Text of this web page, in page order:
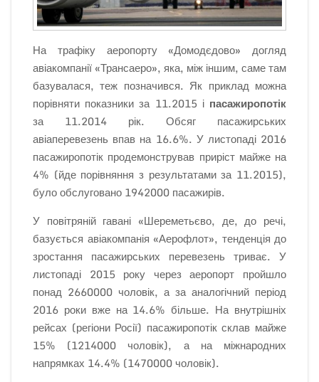
На трафіку аеропорту «Домодєдово» догляд
авіакомпанії «Трансаеро», яка, між іншим, саме там
базувалася, теж позначився. Як приклад можна
порівняти показники за 11.2015 і пасажиропотік
за 11.2014 рік. Обсяг пасажирських
авіаперевезень впав на 16.6%. У листопаді 2016
пасажиропотік продемонстрував приріст майже на
4% (йде порівняння з результатами за 11.2015),
було обслуговано 1942000 пасажирів.
У повітряній гавані «Шереметьєво, де, до речі,
базується авіакомпанія «Аерофлот», тенденція до
зростання пасажирських перевезень триває. У
листопаді 2015 року через аеропорт пройшло
понад 2660000 чоловік, а за аналогічний період
2016 роки вже на 14.6% більше. На внутрішніх
рейсах (регіони Росії) пасажиропотік склав майже
15% (1214000 чоловік), а на міжнародних
напрямках 14.4% (1470000 чоловік).